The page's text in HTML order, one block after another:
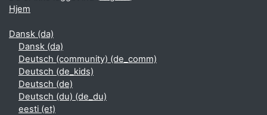
Hjem
Dansk ‎(da)‎
Dansk ‎(da)‎
Deutsch (community) ‎(de_comm)‎
Deutsch ‎(de_kids)‎
Deutsch ‎(de)‎
Deutsch (du) ‎(de_du)‎
eesti ‎(et)‎